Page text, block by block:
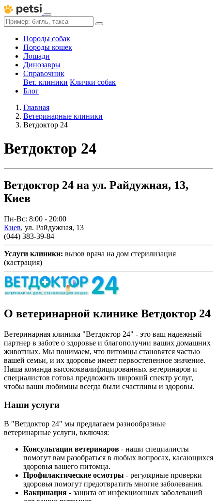
Породы собак
Породы кошек
Лошади
Динозавры
Справочник
Вет. клиники Клички собак
Блог
Главная
Ветеринарные клиники
Ветдоктор 24
Ветдоктор 24
Ветдоктор 24 на ул. Райдужная, 13,
Киев
Пн-Вс: 8:00 - 20:00
Киев, ул. Райдужная, 13
(044) 383-39-84
Услуги клиники: вызов врача на дом стерилизация
(кастрация)
О ветеринарной клинике Ветдоктор 24
Ветеринарная клиника "Ветдоктор 24" - это ваш надежный
партнер в заботе о здоровье и благополучии ваших домашних
животных. Мы понимаем, что питомцы становятся частью
вашей семьи, и их здоровье имеет первостепенное значение.
Наша команда высококвалифицированных ветеринаров и
специалистов готова предложить широкий спектр услуг,
чтобы ваши любимцы всегда были счастливы и здоровы.
Наши услуги
В "Ветдоктор 24" мы предлагаем разнообразные
ветеринарные услуги, включая:
Консультации ветеринаров - наши специалисты
помогут вам разобраться в любых вопросах, касающихся
здоровья вашего питомца.
Профилактические осмотры - регулярные проверки
здоровья помогут предотвратить многие заболевания.
Вакцинация - защита от инфекционных заболеваний